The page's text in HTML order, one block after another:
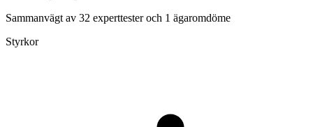
Sammanvägt av 32 experttester och 1 ägaromdöme
Styrkor